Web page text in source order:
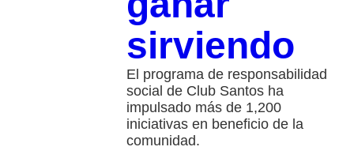
sirviendo
El programa de responsabilidad
social de Club Santos ha
impulsado más de 1,200
iniciativas en beneficio de la
comunidad.